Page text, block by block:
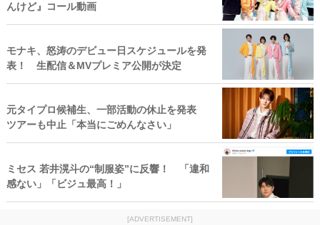
んけど』コール動画
モナキ、怒涛のデビュー日スケジュールを発
表！ 生配信＆MVプレミア公開が決定
元タイプロ候補生、一部活動の休止を発表
ツアーも中止「本当にごめんなさい」
ミセス 若井滉斗の“制服姿”に反響！ 「違和
感ない」「ビジュ最高！」
[ADVERTISEMENT]